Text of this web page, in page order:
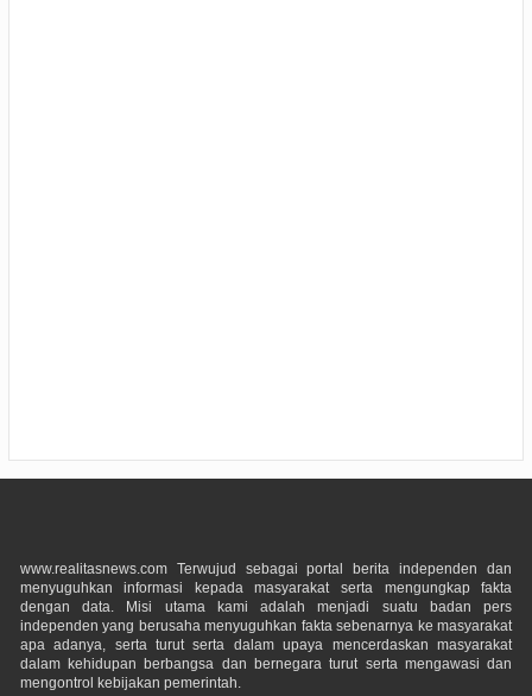
www.realitasnews.com Terwujud sebagai portal berita independen dan
menyuguhkan informasi kepada masyarakat serta mengungkap fakta
dengan data. Misi utama kami adalah menjadi suatu badan pers
independen yang berusaha menyuguhkan fakta sebenarnya ke masyarakat
apa adanya, serta turut serta dalam upaya mencerdaskan masyarakat
dalam kehidupan berbangsa dan bernegara turut serta mengawasi dan
mengontrol kebijakan pemerintah.